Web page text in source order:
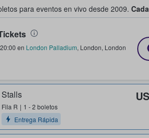
para eventos en vivo desde 2009.
compran y venden
20:00 en London Palladium, London, London
Stalls
Fila R
1 - 2 boletos
Entrega Rápida